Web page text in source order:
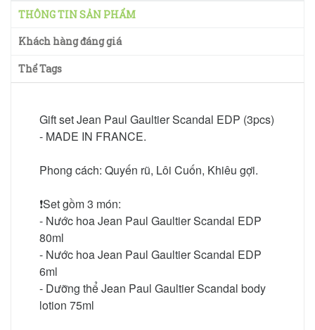
THÔNG TIN SẢN PHẨM
Khách hàng đáng giá
Thể Tags
Gift set Jean Paul Gaultier Scandal EDP (3pcs)
- MADE IN FRANCE.
Phong cách: Quyến rũ, Lôi Cuốn, Khiêu gợi.
❗️Set gồm 3 món:
- Nước hoa Jean Paul Gaultier Scandal EDP
80ml
- Nước hoa Jean Paul Gaultier Scandal EDP
6ml
- Dưỡng thể Jean Paul Gaultier Scandal body
lotion 75ml